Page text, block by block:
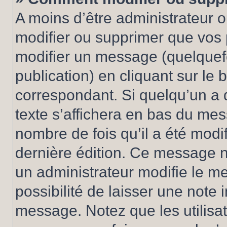
A moins d’être administrateur
modifier ou supprimer que
modifier un message
publication) en cliquant sur le
correspondant. Si quelqu’un
texte s’affichera en bas du
nombre de fois qu’il a été
dernière édition. Ce message
un administrateur modifie le
possibilité de laisser une note
message. Notez que les